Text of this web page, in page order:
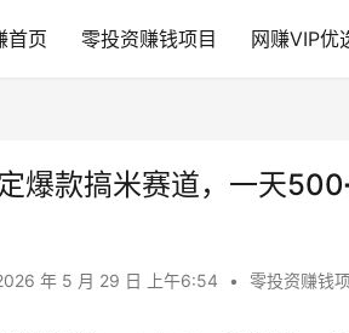
首页 零投资赚钱项目 网赚VIP优
爆款搞米赛道，一天
年 5 月 29 日 上午6:54 • 零投资赚钱